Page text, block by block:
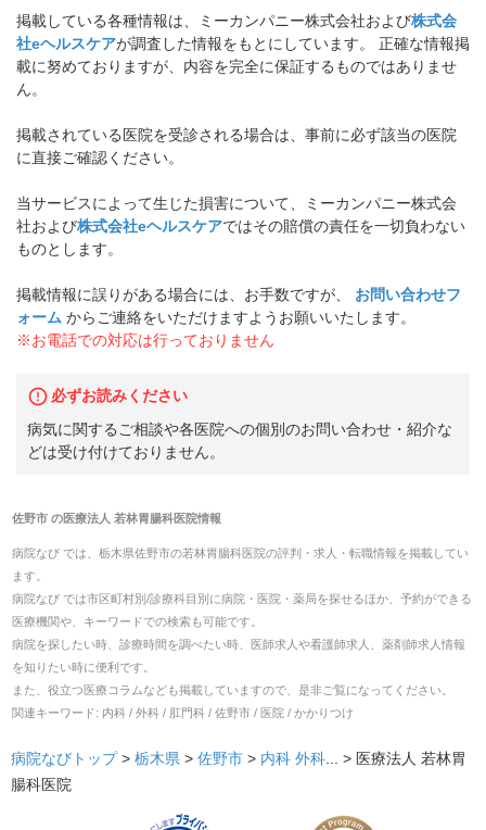
掲載している各種情報は、ミーカンパニー株式会社および株式会
社eヘルスケアが調査した情報をもとにしています。 正確な情報掲
載に努めておりますが、内容を完全に保証するものではありませ
ん。
掲載されている医院を受診される場合は、事前に必ず該当の医院
に直接ご確認ください。
当サービスによって生じた損害について、ミーカンパニー株式会
社および株式会社eヘルスケアではその賠償の責任を一切負わない
ものとします。
掲載情報に誤りがある場合には、お手数ですが、
お問い合わせフ
ォーム からご連絡をいただけますようお願いいたします。
※お電話での対応は行っておりません
必ずお読みください
病気に関するご相談や各医院への個別のお問い合わせ・紹介な
どは受け付けておりません。
佐野市の医療法人 若林胃腸科医院情報
病院なび では、 栃木県佐野市の若林胃腸科医院の評判・求人・転職情報を掲載してい
ます。
病院なび では市区町村別/診療科目別に病院・医院・薬局を探せるほか、予約ができる
医療機関や、キーワードでの検索も可能です。
病院を探したい時、診療時間を調べたい時、医師求人や看護師求人、薬剤師求人情報
を知りたい時に便利です。
また、役立つ医療コラムなども掲載していますので、是非ご覧になってください。
関連キーワード: 内科 / 外科 / 肛門科 / 佐野市 / 医院 / かかりつけ
病院なびトップ > 栃木県 > 佐野市 > 内科 外科... > 医療法人 若林胃
腸科医院